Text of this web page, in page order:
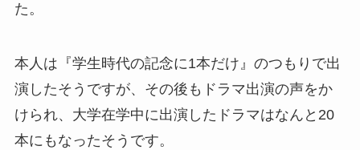
た。
本人は『学生時代の記念に1本だけ』のつもりで出
演したそうですが、その後もドラマ出演の声をか
けられ、大学在学中に出演したドラマはなんと20
本にもなったそうです。